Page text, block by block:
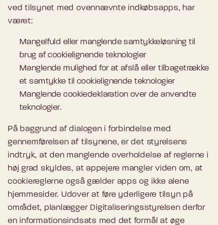
ved tilsynet med ovennævnte indkøbsapps, har
været:
Mangelfuld eller manglende samtykkeløsning til
brug af cookielignende teknologier
Manglende mulighed for at afslå eller tilbagetrække
et samtykke til cookielignende teknologier
Manglende cookiedeklaration over de anvendte
teknologier.
På baggrund af dialogen i forbindelse med
gennemførelsen af tilsynene, er det styrelsens
indtryk, at den manglende overholdelse af reglerne i
høj grad skyldes, at appejere mangler viden om, at
cookiereglerne også gælder apps og ikke alene
hjemmesider. Udover at føre yderligere tilsyn på
området, planlægger Digitaliseringsstyrelsen derfor
en informationsindsats med det formål at øge